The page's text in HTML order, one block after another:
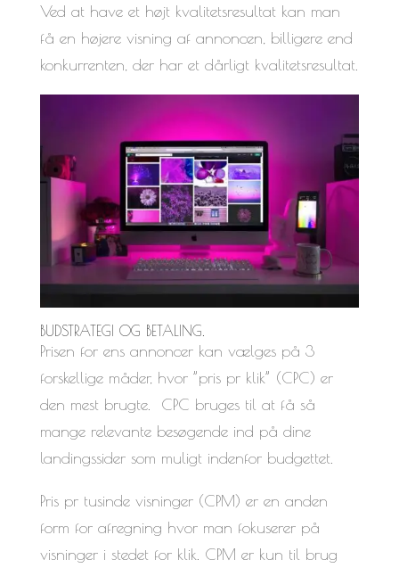
Ved at have et højt kvalitetsresultat kan man
få en højere visning af annoncen, billigere end
konkurrenten, der har et dårligt kvalitetsresultat.
BUDSTRATEGI OG BETALING.
Prisen for ens annoncer kan vælges på 3
forskellige måder, hvor ”pris pr klik” (CPC) er
den mest brugte. CPC bruges til at få så
mange relevante besøgende ind på dine
landingssider som muligt indenfor budgettet.
Pris pr tusinde visninger (CPM) er en anden
form for afregning hvor man fokuserer på
visninger i stedet for klik. CPM er kun til brug